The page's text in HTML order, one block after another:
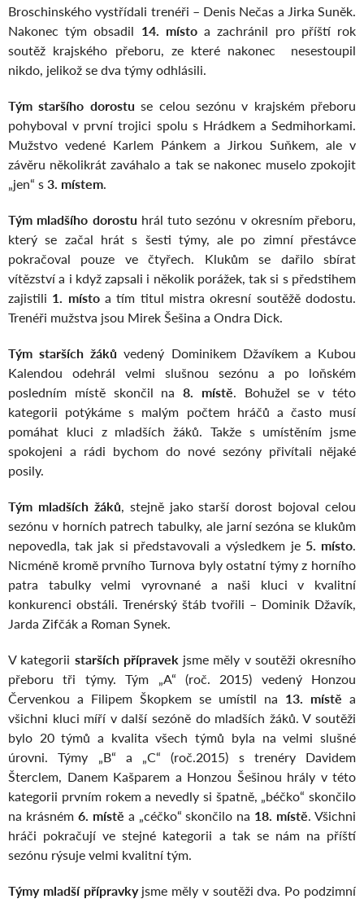
Broschinského vystřídali trenéři – Denis Nečas a Jirka Suněk.
Nakonec tým obsadil 14. místoa zachránil pro příští rok
soutěž krajského přeboru, ze které nakonec nesestoupil
nikdo, jelikož se dva týmy odhlásili.
Tým staršího dorostu se celou sezónu v krajském přeboru
pohyboval v první trojici spolu s Hrádkem a Sedmihorkami.
Mužstvo vedené Karlem Pánkem a Jirkou Suňkem, ale v
závěru několikrát zaváhalo a tak se nakonec muselo zpokojit
„jen“ s 3. místem
Tým mladšího dorostu hrál tuto sezónu v okresním přeboru,
který se začal hrát s šesti týmy, ale po zimní přestávce
pokračoval pouze ve čtyřech. Klukům se dařilo sbírat
vítězství a i když zapsali i několik porážek, tak si s předstihem
zajistili 1. místoa tím titul mistra okresní soutěžě dodostu.
Trenéři mužstva jsou Mirek Šešina a Ondra Dick.
Tým starších žáků vedený Dominikem Džavíkem a Kubou
Kalendou odehrál velmi slušnou sezónu a po loňském
posledním místě skončil na8. místě . Bohužel se v této
kategorii potýkáme s malým počtem hráčů a často musí
pomáhat kluci z mladších žáků. Takže s umístěním jsme
spokojeni a rádi bychom do nové sezóny přivítali nějaké
posily.
Tým mladších žáků , stejně jako starší dorost bojoval celou
sezónu v horních patrech tabulky, ale jarní sezóna se klukům
nepovedla, tak jak si představovali a výsledkem je 5. místo
Nicméně kromě prvního Turnova byly ostatní týmy z horního
patra tabulky velmi vyrovnané a naši kluci v kvalitní
konkurenci obstáli. Trenérský štáb tvořili – Dominik Džavík,
Jarda Zifčák a Roman Synek.
V kategorii starších přípravek jsme měly v soutěži okresního
přeboru tři týmy. Tým „A“ (roč. 2015) vedený Honzou
Červenkou a Filipem Škopkem se umístil na 13. místě a
všichni kluci míří v další sezóně do mladších žáků. V soutěži
bylo 20 týmů a kvalita všech týmů byla na velmi slušné
úrovni. Týmy „B“ a „C“ (roč.2015) s trenéry Davidem
Šterclem, Danem Kašparem a Honzou Šešinou hrály v této
kategorii prvním rokem a nevedly si špatně, „béčko“ skončilo
na krásném 6. místě a „céčko“ skončilo na 18. místě . Všichni
hráči pokračují ve stejné kategorii a tak se nám na příští
sezónu rýsuje velmi kvalitní tým.
Týmy mladší přípravkyjsme měly v soutěži dva. Po podzimní